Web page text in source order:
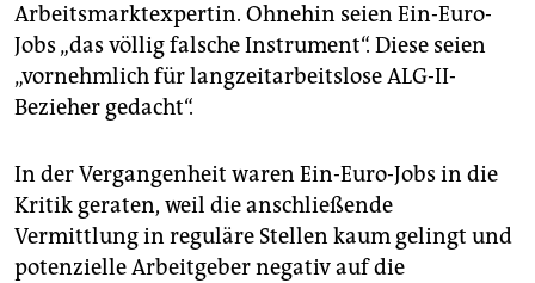
Arbeitsmarktexpertin. Ohnehin seien Ein-Euro-
Jobs „das völlig falsche Instrument“. Diese seien
„vornehmlich für langzeitarbeitslose ALG-II-
Bezieher gedacht“.
In der Vergangenheit waren Ein-Euro-Jobs in die
Kritik geraten, weil die anschließende
Vermittlung in reguläre Stellen kaum gelingt und
potenzielle Arbeitgeber negativ auf die